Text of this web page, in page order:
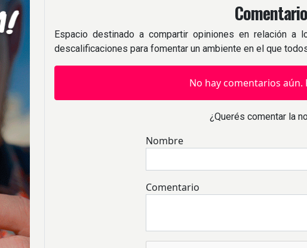
Espacio destinado a compartir opiniones en relación
descalificaciones para fomentar un ambiente en el que
No hay comentarios aún.
¿Querés comentar la
Nombre
Comentario